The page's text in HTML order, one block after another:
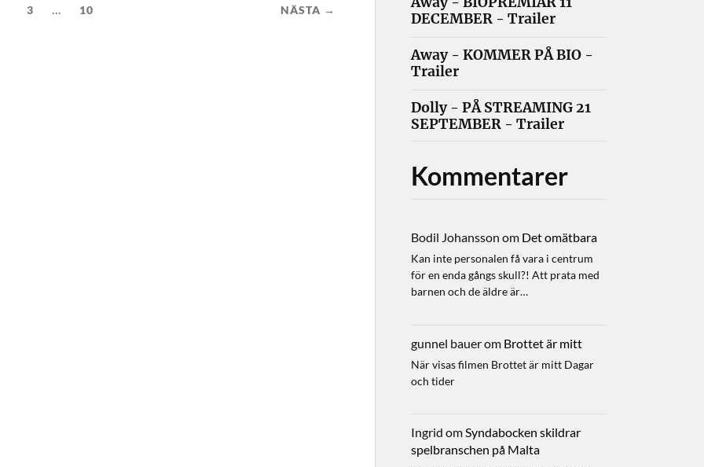
3 ... 10 NÄSTA →
DECEMBER - Trailer
Away - KOMMER PÅ BIO -
Trailer
Dolly - PÅ STREAMING 21
SEPTEMBER - Trailer
Kommentarer
Bodil Johansson om Det omätbara
Kan inte personalen få vara i centrum
för en enda gångs skull?! Att prata med
barnen och de äldre är…
gunnel bauerom Brottet är mitt
När visas filmen Brottet är mitt Dagar
och tider
Ingrid omSyndabocken skildrar
spelbranschen på Malta